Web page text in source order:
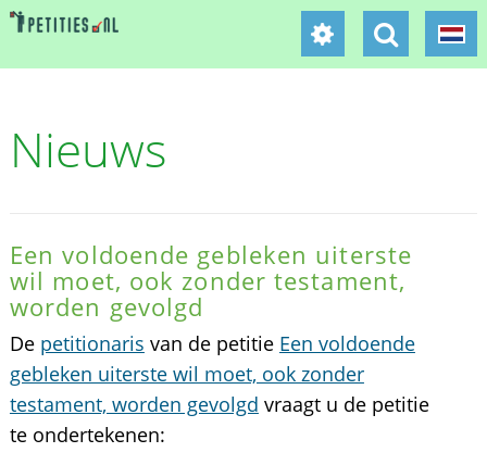
Nieuws
Een voldoende gebleken uiterste
wil moet, ook zonder testament,
worden gevolgd
De petitionaris van de petitie Een voldoende
gebleken uiterste wil moet, ook zonder
testament, worden gevolgd vraagt u de petitie
te ondertekenen: